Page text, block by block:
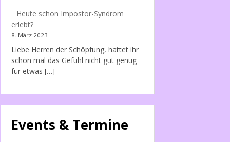
Heute schon Impostor-Syndrom
erlebt?
8. März 2023
Liebe Herren der Schöpfung, hattet ihr
schon mal das Gefühl nicht gut genug
für etwas […]
Events & Termine